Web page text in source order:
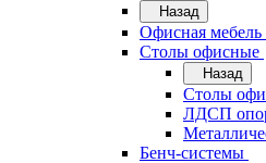
Назад
Офисная
Cтолы офисные
Назад
Cтолы
ЛДСП
Бенч-системы